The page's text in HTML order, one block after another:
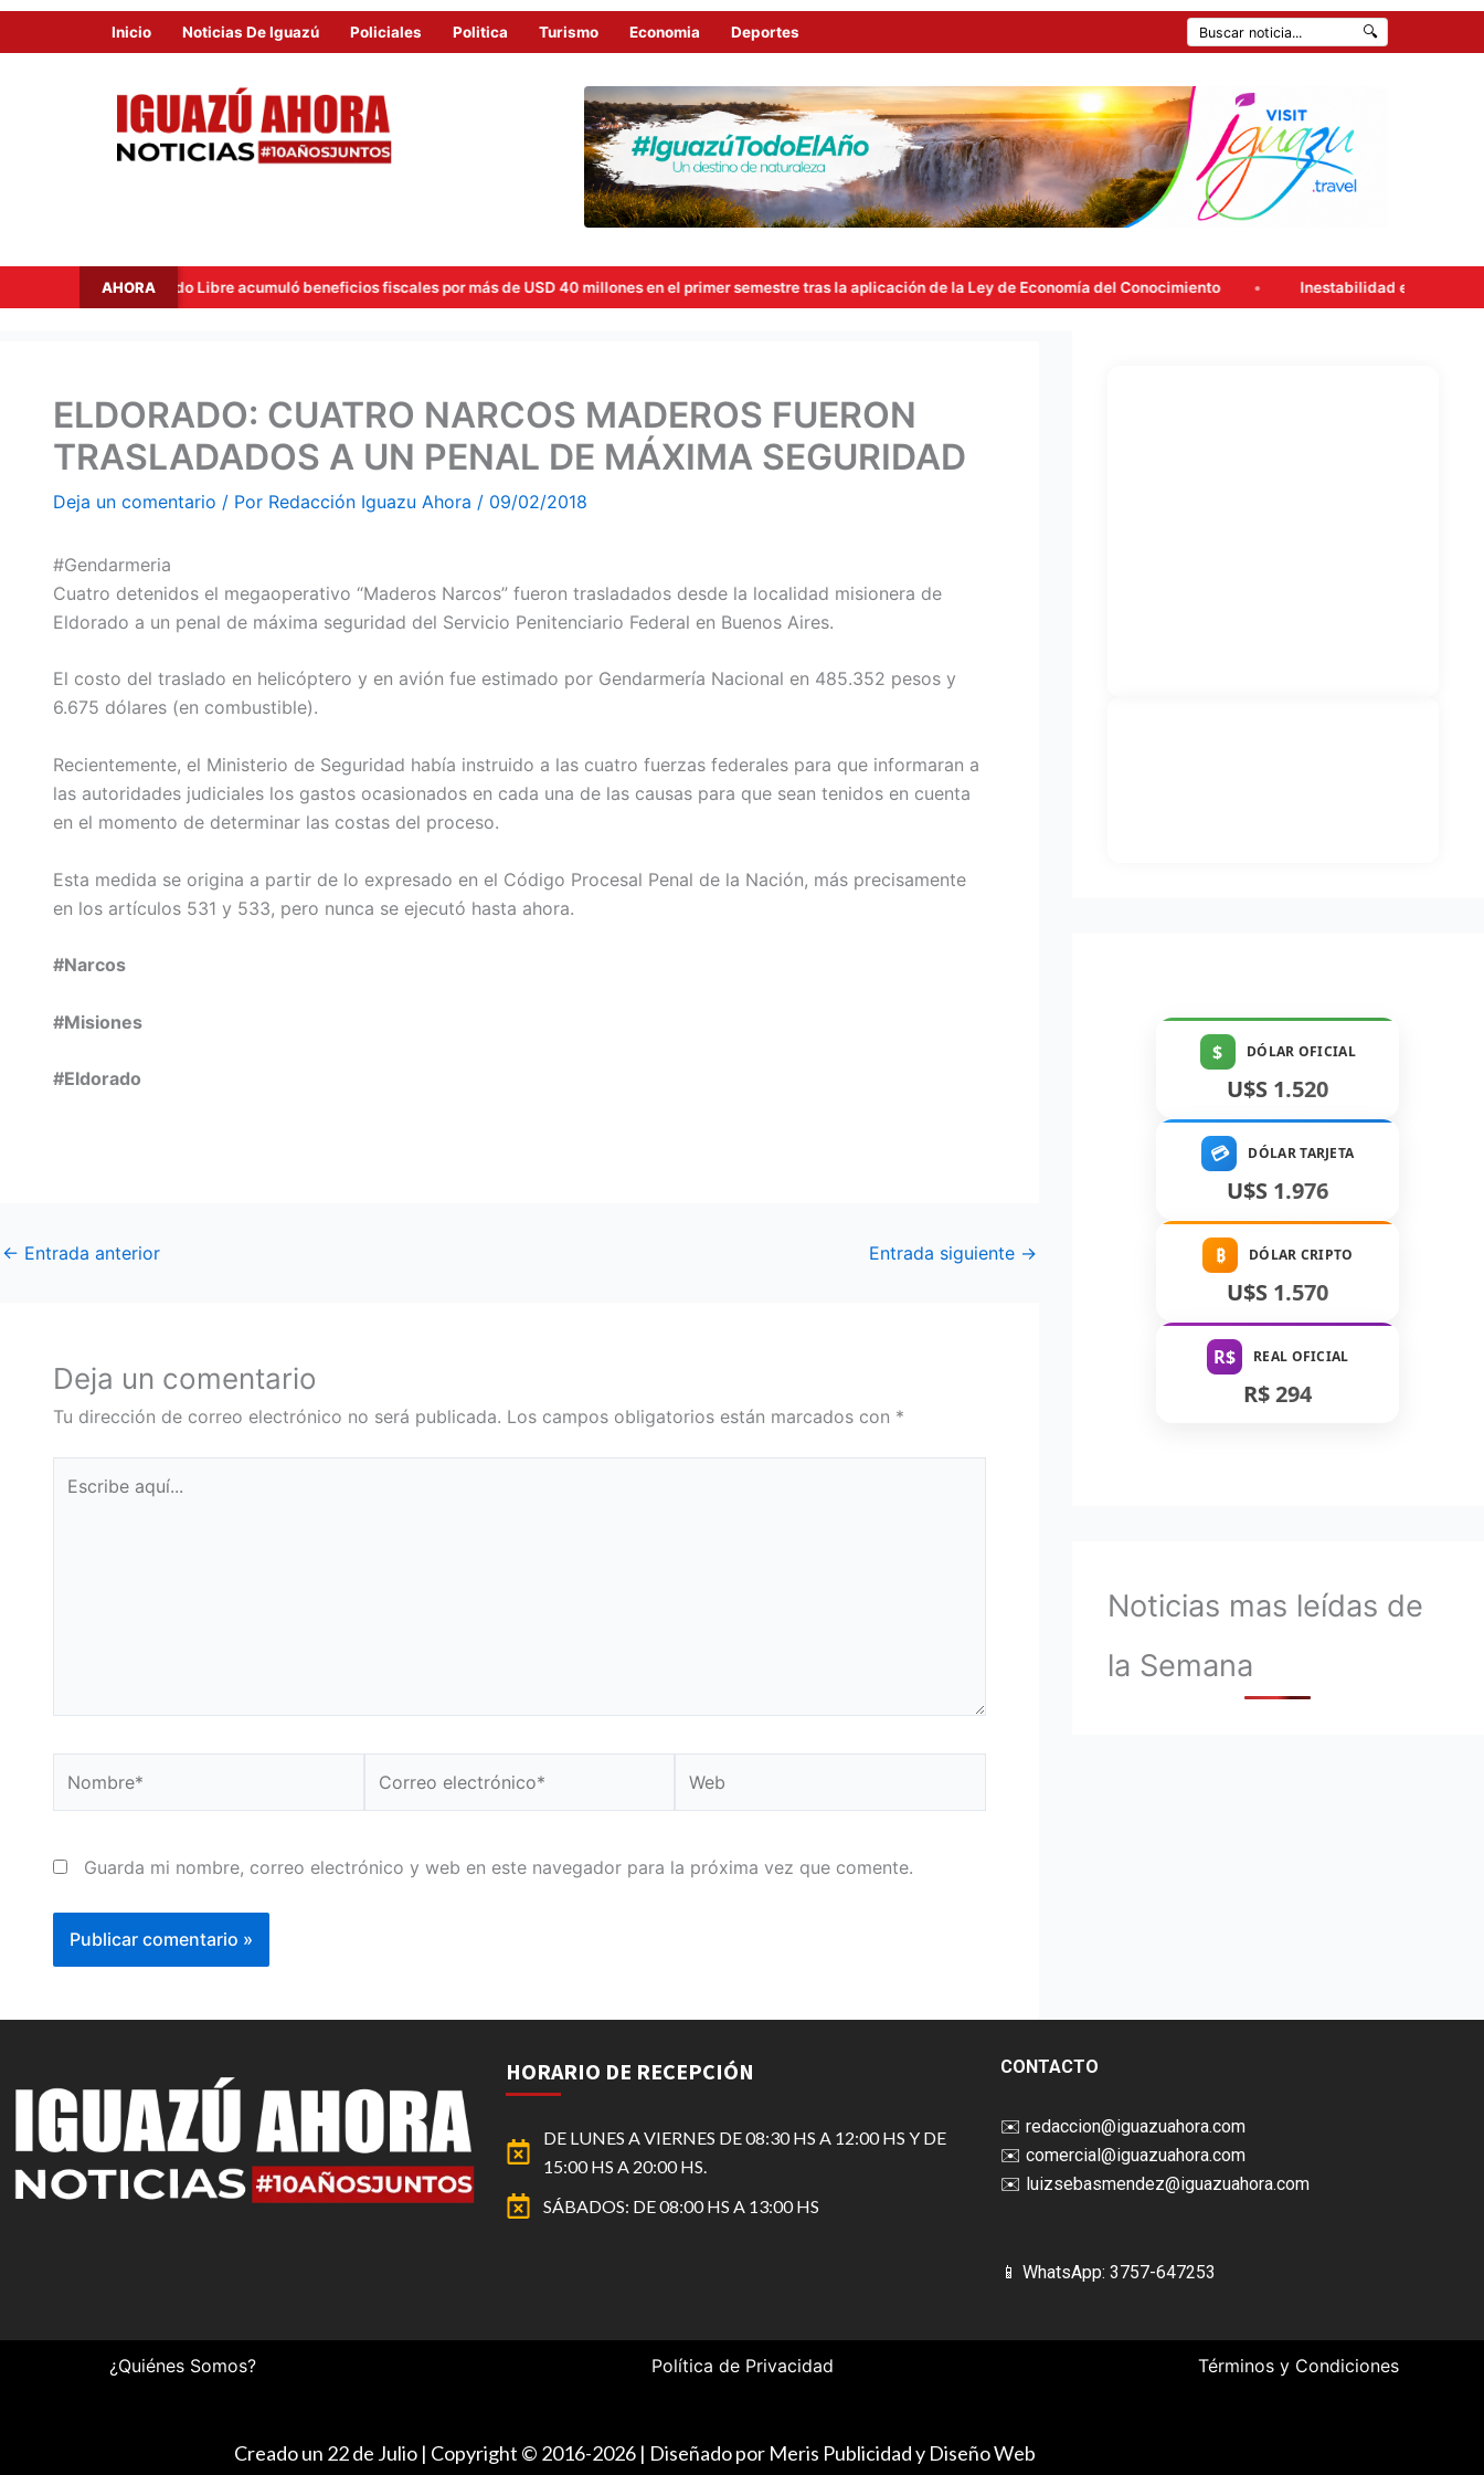
Inicio Noticias De Iguazú Policiales Politica Turismo Economia Deportes 🔍
AHORA
Mercado Libre acumuló beneficios fiscales por más de USD 40 millones en el primer semestre tras la aplicación de la Ley de Economía del Conocimiento Inestabilidad en la ciudad: Consultá el
ELDORADO: CUATRO NARCOS MADEROS FUERON
TRASLADADOS A UN PENAL DE MÁXIMA SEGURIDAD
Deja un comentario / Por Redacción Iguazu Ahora / 09/02/2018
#Gendarmeria
Cuatro detenidos el megaoperativo “Maderos Narcos” fueron trasladados desde la localidad misionera de
Eldorado a un penal de máxima seguridad del Servicio Penitenciario Federal en Buenos Aires.
El costo del traslado en helicóptero y en avión fue estimado por Gendarmería Nacional en 485.352 pesos y
6.675 dólares (en combustible).
Recientemente, el Ministerio de Seguridad había instruido a las cuatro fuerzas federales para que informaran a
las autoridades judiciales los gastos ocasionados en cada una de las causas para que sean tenidos en cuenta
en el momento de determinar las costas del proceso.
Esta medida se origina a partir de lo expresado en el Código Procesal Penal de la Nación, más precisamente
en los artículos 531 y 533, pero nunca se ejecutó hasta ahora.
#Narcos
#Misiones
#Eldorado
← Entrada anterior Entrada siguiente →
Deja un comentario
Tu dirección de correo electrónico no será publicada. Los campos obligatorios están marcados con *
aquí...
electrónico*
Guarda mi nombre, correo electrónico y web en este navegador para la próxima vez que comente.
$ DÓLAR OFICIAL
U$S 1.520
💳 DÓLAR TARJETA
U$S 1.976
₿ DÓLAR CRIPTO
U$S 1.570
R$ REAL OFICIAL
R$ 294
Noticias mas leídas de
la Semana
HORARIO DE RECEPCIÓN
DE LUNES A VIERNES DE 08:30 HS A 12:00 HS Y DE
15:00 HS A 20:00 HS.
SÁBADOS: DE 08:00 HS A 13:00 HS
CONTACTO
✉️ redaccion@iguazuahora.com
✉️ comercial@iguazuahora.com
✉️ luizsebasmendez@iguazuahora.com
📱 WhatsApp: 3757-647253
¿Quiénes Somos? Política de Privacidad Términos y Condiciones
Creado un 22 de Julio | Copyright © 2016-2026 | Diseñado por Meris Publicidad y Diseño Web